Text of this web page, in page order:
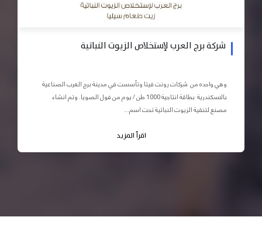
شركة برج العرب لإستخلاص الزيوت النباتية
وهي واحده من شركات رونت فيتا وتأسست في مدينة برج العرب الصناعية
بالاسكندرية بطاقة انتاجية 1000 طن / يوم من فول الصويا. وتم انشاء
مصنع لتنقية الزيوت النباتية تحت اسم...
اقرأ المزيد